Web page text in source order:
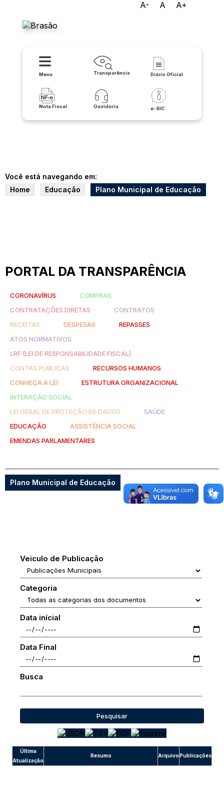
A- A A+
Menu Transparência Diário Oficial
Nota Fiscal Ouvidoria e-SIC
Você está navegando em:
Home
Educação Plano Municipal de Educação
PORTAL DA TRANSPARÊNCIA
CORONAVÍRUS
COMPRAS
CONTRATAÇÕES DIRETAS
CONTRATOS
RECEITAS
DESPESAS
REPASSES
ATOS NORMATIVOS
LRF (LEI DE RESPONSABILIDADE FISCAL)
CONTAS PÚBLICAS
RECURSOS HUMANOS
CONHEÇA A LEI
ESTRUTURA ORGANIZACIONAL
INTERAÇÃO SOCIAL
LEI GERAL DE PROTEÇÃO DE DADOS
SAÚDE
EDUCAÇÃO
ASSISTÊNCIA SOCIAL
EMENDAS PARLAMENTARES
Plano Municipal de Educação
Veiculo de Publicação
Categoria
Data inícial
Data Final
Busca
Pesquisar
Última
Atualização
Resumo ArquivoPublicações